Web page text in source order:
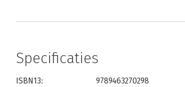
Specificaties
ISBN13:
9789463270298